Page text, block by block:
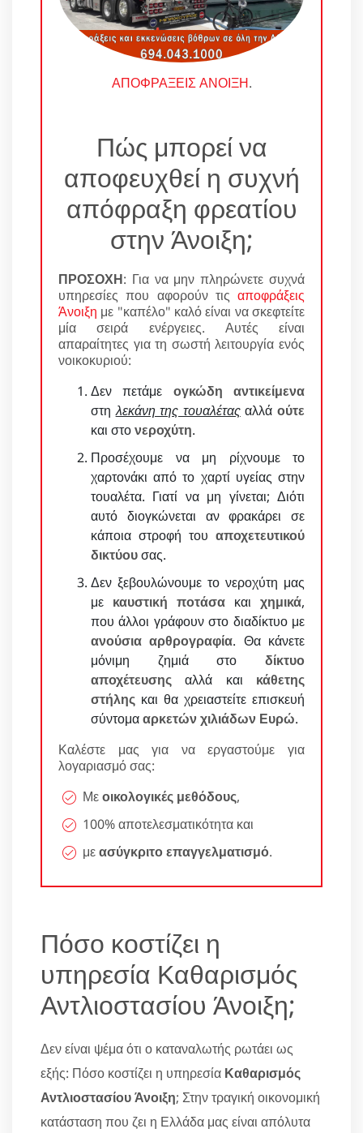
ΑΠΟΦΡΑΞΕΙΣ ΑΝΟΙΞΗ.
Πώς μπορεί να
αποφευχθεί η συχνή
απόφραξη φρεατίου
στην Άνοιξη;
ΠΡΟΣΟΧΗ: Για να μην πληρώνετε συχνά
υπηρεσίες που αφορούν τις αποφράξεις
Άνοιξη με "καπέλο" καλό είναι να σκεφτείτε
μία σειρά ενέργειες. Αυτές είναι
απαραίτητες για τη σωστή λειτουργία ενός
νοικοκυριού:
Δεν πετάμε ογκώδη αντικείμενα
στηλεκάνη της τουαλέταςαλλάούτε
και στονεροχύτη.
Προσέχουμε να μη ρίχνουμε το
χαρτονάκι από το χαρτί υγείας στην
τουαλέτα. Γιατί να μη γίνεται; Διότι
αυτό διογκώνεται αν φρακάρει σε
κάποια στροφή του αποχετευτικού
δικτύουσας.
Δεν ξεβουλώνουμε το νεροχύτη μας
με καυστική ποτάσα και χημικά,
που άλλοι γράφουν στο διαδίκτυο με
ανούσια αρθρογραφία. Θα κάνετε
μόνιμη ζημιά στο δίκτυο
αποχέτευσης αλλά και κάθετης
στήλης και θα χρειαστείτε επισκευή
σύντομααρκετών χιλιάδων Ευρώ.
Καλέστε μας για να εργαστούμε για
λογαριασμό σας:
Μεοικολογικές μεθόδους,
100% αποτελεσματικότητα και
μεασύγκριτο επαγγελματισμό.
Πόσο κοστίζει η
υπηρεσία Καθαρισμός
Αντλιοστασίου Άνοιξη;
Δεν είναι ψέμα ότι ο καταναλωτής ρωτάει ως
εξής: Πόσο κοστίζει η υπηρεσία Καθαρισμός
Αντλιοστασίου Άνοιξη; Στην τραγική οικονομική
κατάσταση που ζει η Ελλάδα μας είναι απόλυτα